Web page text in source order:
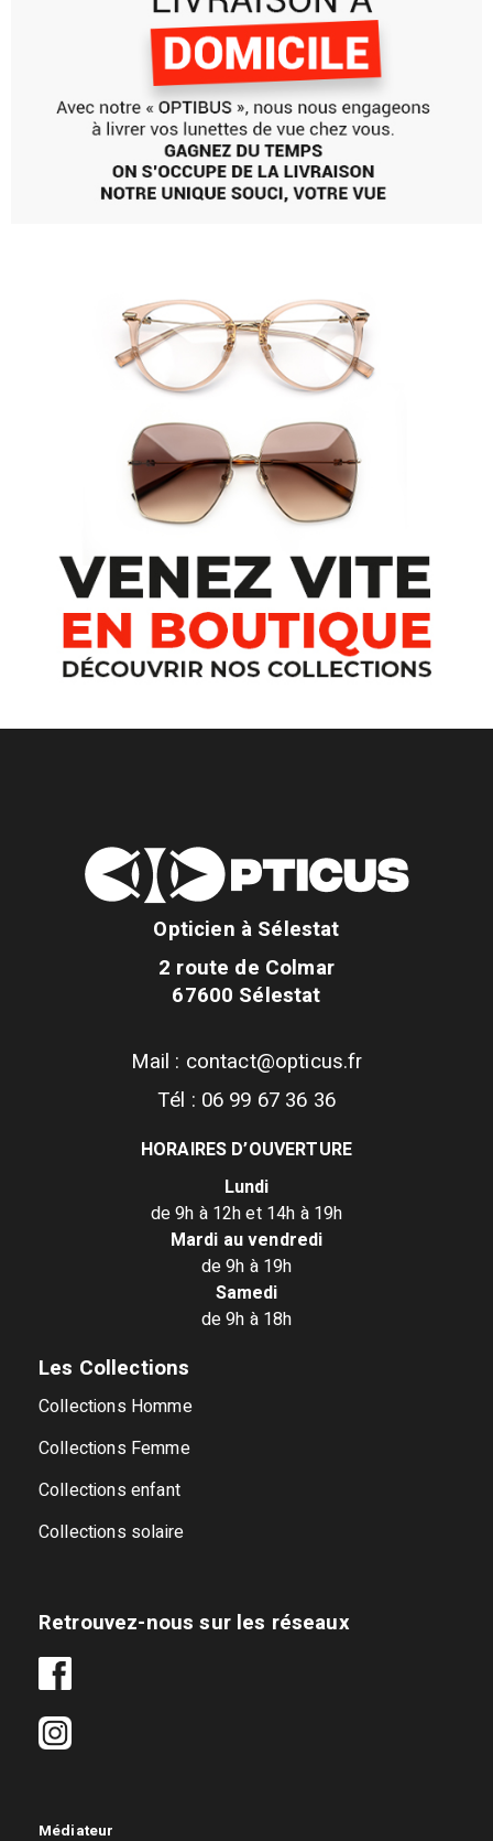
Opticien à Sélestat
2 route de Colmar
67600 Sélestat
Mail : contact@opticus.fr
Tél : 06 99 67 36 36
HORAIRES D’OUVERTURE
Lundi
de 9h à 12h et 14h à 19h
Mardi au vendredi
de 9h à 19h
Samedi
de 9h à 18h
Les Collections
Collections Homme
Collections Femme
Collections enfant
Collections solaire
Retrouvez-nous sur les réseaux
Médiateur